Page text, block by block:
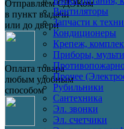
Вентиляторы
Запчасти к
Кондиционеры
Крепеж,
Приборы,
Прочее
Рубильники
Сантехника
Эл. звонки
Эл. счетчики
Отправляем СДЭКом
в пункт выдачи
или до двери
Оплата товара
любым удобным
способом